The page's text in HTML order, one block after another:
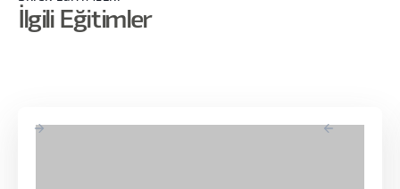
diğer çözümler bunlar bunlar. Bunlardı. Ya da işte hatta
listelemeden bunlarla ilgili de detaylı olarak açıklama
İlgili Eğitimler